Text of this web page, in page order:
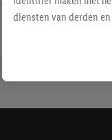
klant
diensten van derden
Als je hiervoor
eerder interesse hebt
maar het niet te
mailadres en met